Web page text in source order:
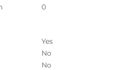
0
Yes
No
No